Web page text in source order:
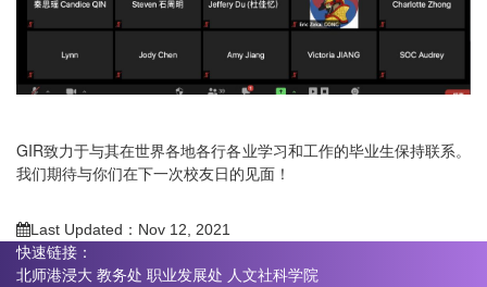
GIR致力于与其在世界各地各行各业学习和工作的毕业生保持联系。
我们期待与你们在下一次校友日的见面！
Last Updated：Nov 12, 2021
快速链接：
北师港浸大 教务处 职业发展处 人文社科学院